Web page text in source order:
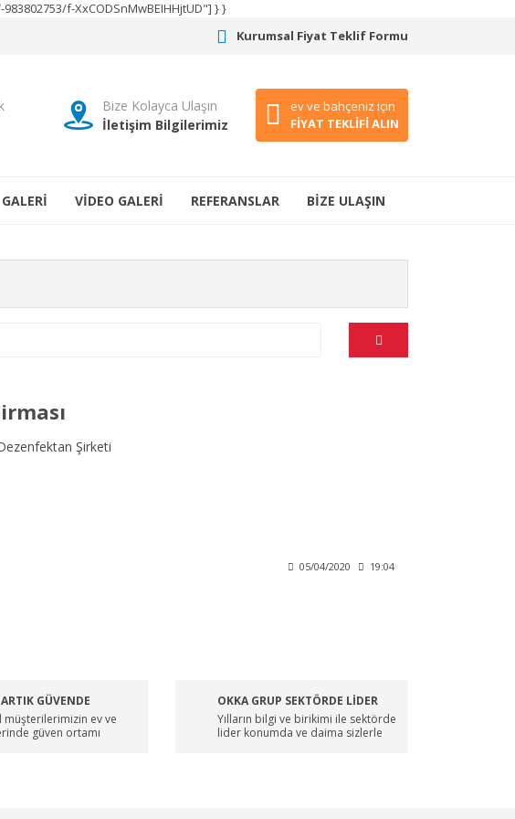
f-XxCODSnMwBEIHHjtUD"] } }
Kurumsal Fiyat Teklif Formu
Bize Kolayca Ulaşın
İletişim Bilgilerimiz
ev ve bahçeniz için
FİYAT TEKLİFİ ALIN
VİDEO GALERİ REFERANSLAR BİZE ULAŞIN
Şirketi
05/04/2020 19:04
GÜVENDE
müşterilerimizin ev ve
güven ortamı
OKKA GRUP SEKTÖRDE LİDER
Yılların bilgi ve birikimi ile sektörde
lider konumda ve daima sizlerle